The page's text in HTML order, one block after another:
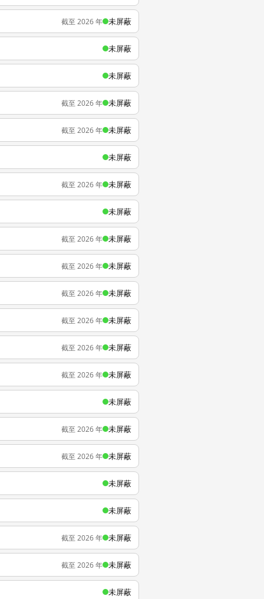
截至 2026 年 未屏蔽
未屏蔽
未屏蔽
截至 2026 年 未屏蔽
截至 2026 年 未屏蔽
未屏蔽
截至 2026 年 未屏蔽
未屏蔽
截至 2026 年 未屏蔽
截至 2026 年 未屏蔽
截至 2026 年 未屏蔽
截至 2026 年 未屏蔽
截至 2026 年 未屏蔽
截至 2026 年 未屏蔽
未屏蔽
截至 2026 年 未屏蔽
截至 2026 年 未屏蔽
未屏蔽
未屏蔽
截至 2026 年 未屏蔽
截至 2026 年 未屏蔽
未屏蔽